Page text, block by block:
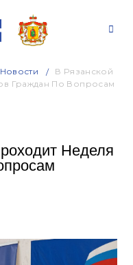
Новости
В Рязанской
Граждан По Вопросам
Неделя